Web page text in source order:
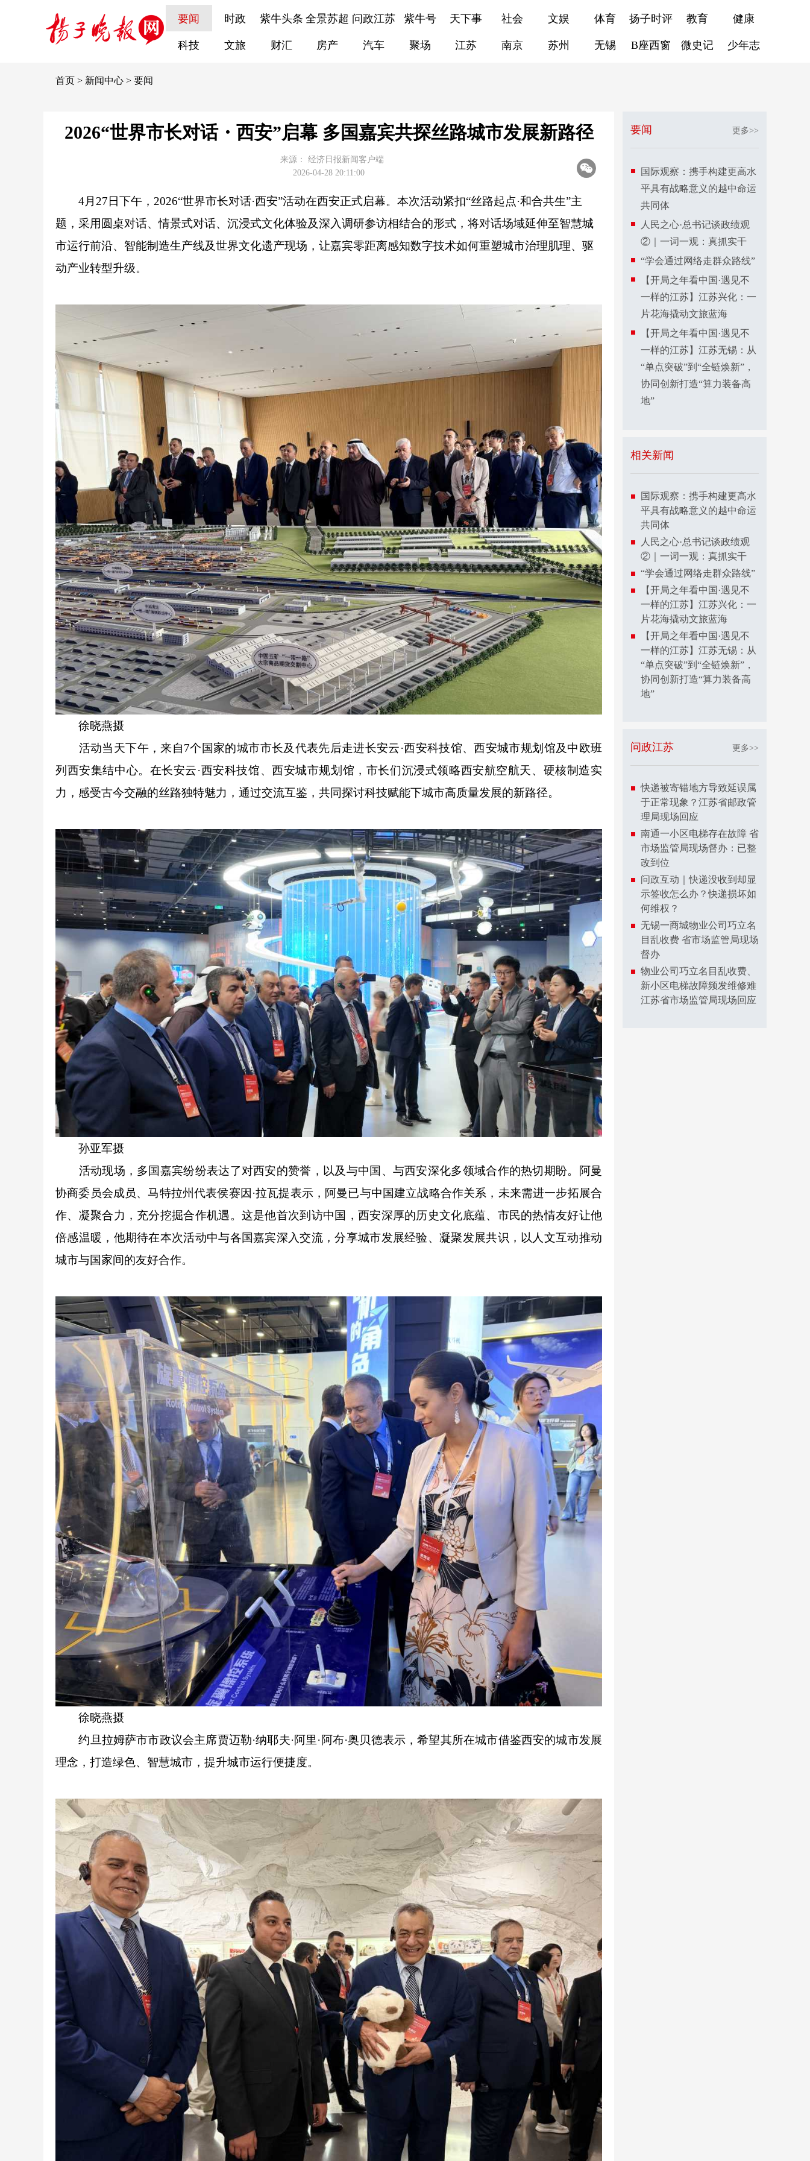
要闻 时政 紫牛头条 全景苏超 问政江苏 紫牛号 天下事 社会 文娱 体育 扬子时评 教育 健康
科技 文旅 财汇 房产 汽车 聚场 江苏 南京 苏州 无锡 B座西窗 微史记 少年志
首页 > 新闻中心 > 要闻
2026“世界市长对话・西安”启幕 多国嘉宾共探丝路城市发展新路径
来源：
经济日报新闻客户端
2026-04-28 20:11:00
4月27日下午，2026“世界市长对话·西安”活动在西安正式启幕。本次活动紧扣“丝路起点·和合共生”主
题，采用圆桌对话、情景式对话、沉浸式文化体验及深入调研参访相结合的形式，将对话场域延伸至智慧城
市运行前沿、智能制造生产线及世界文化遗产现场，让嘉宾零距离感知数字技术如何重塑城市治理肌理、驱
动产业转型升级。
徐晓燕摄
活动当天下午，来自7个国家的城市市长及代表先后走进长安云·西安科技馆、西安城市规划馆及中欧班
列西安集结中心。在长安云·西安科技馆、西安城市规划馆，市长们沉浸式领略西安航空航天、硬核制造实
力，感受古今交融的丝路独特魅力，通过交流互鉴，共同探讨科技赋能下城市高质量发展的新路径。
孙亚军摄
活动现场，多国嘉宾纷纷表达了对西安的赞誉，以及与中国、与西安深化多领域合作的热切期盼。阿曼
协商委员会成员、马特拉州代表侯赛因·拉瓦提表示，阿曼已与中国建立战略合作关系，未来需进一步拓展合
作、凝聚合力，充分挖掘合作机遇。这是他首次到访中国，西安深厚的历史文化底蕴、市民的热情友好让他
倍感温暖，他期待在本次活动中与各国嘉宾深入交流，分享城市发展经验、凝聚发展共识，以人文互动推动
城市与国家间的友好合作。
徐晓燕摄
约旦拉姆萨市市政议会主席贾迈勒·纳耶夫·阿里·阿布·奥贝德表示，希望其所在城市借鉴西安的城市发展
理念，打造绿色、智慧城市，提升城市运行便捷度。
要闻 更多>>
国际观察：携手构建更高水
平具有战略意义的越中命运
共同体
人民之心·总书记谈政绩观
②｜一词一观：真抓实干
“学会通过网络走群众路线”
【开局之年看中国·遇见不
一样的江苏】江苏兴化：一
片花海撬动文旅蓝海
【开局之年看中国·遇见不
一样的江苏】江苏无锡：从
“单点突破”到“全链焕新”，
协同创新打造“算力装备高
地”
相关新闻
国际观察：携手构建更高水
平具有战略意义的越中命运
共同体
人民之心·总书记谈政绩观
②｜一词一观：真抓实干
“学会通过网络走群众路线”
【开局之年看中国·遇见不
一样的江苏】江苏兴化：一
片花海撬动文旅蓝海
【开局之年看中国·遇见不
一样的江苏】江苏无锡：从
“单点突破”到“全链焕新”，
协同创新打造“算力装备高
地”
问政江苏 更多>>
快递被寄错地方导致延误属
于正常现象？江苏省邮政管
理局现场回应
南通一小区电梯存在故障 省
市场监管局现场督办：已整
改到位
问政互动｜快递没收到却显
示签收怎么办？快递损坏如
何维权？
无锡一商城物业公司巧立名
目乱收费 省市场监管局现场
督办
物业公司巧立名目乱收费、
新小区电梯故障频发维修难
江苏省市场监管局现场回应